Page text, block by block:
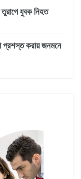
তুরাগে যুবক নিহত
প্রশস্ত করায় জনমনে